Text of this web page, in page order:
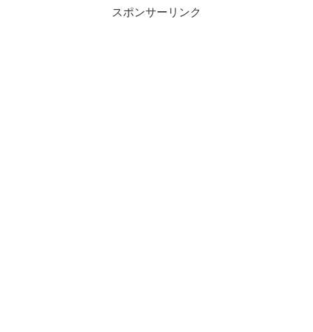
スポンサーリンク